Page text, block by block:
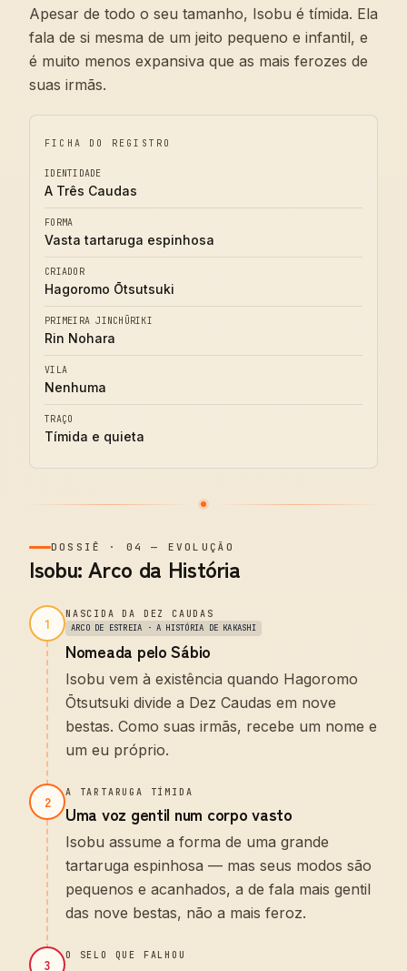
Apesar de todo o seu tamanho, Isobu é tímida. Ela
fala de si mesma de um jeito pequeno e infantil, e
é muito menos expansiva que as mais ferozes de
suas irmãs.
FICHA DO REGISTRO
IDENTIDADE
A Três Caudas
FORMA
Vasta tartaruga espinhosa
CRIADOR
Hagoromo Ōtsutsuki
PRIMEIRA JINCHŪRIKI
Rin Nohara
VILA
Nenhuma
TRAÇO
Tímida e quieta
DOSSIÊ · 04 — EVOLUÇÃO
Isobu: Arco da História
1
NASCIDA DA DEZ CAUDAS
ARCO DE ESTREIA · A HISTÓRIA DE KAKASHI
Nomeada pelo Sábio
Isobu vem à existência quando Hagoromo
Ōtsutsuki divide a Dez Caudas em nove
bestas. Como suas irmãs, recebe um nome e
um eu próprio.
2
A TARTARUGA TÍMIDA
Uma voz gentil num corpo vasto
Isobu assume a forma de uma grande
tartaruga espinhosa — mas seus modos são
pequenos e acanhados, a de fala mais gentil
das nove bestas, não a mais feroz.
3
O SELO QUE FALHOU